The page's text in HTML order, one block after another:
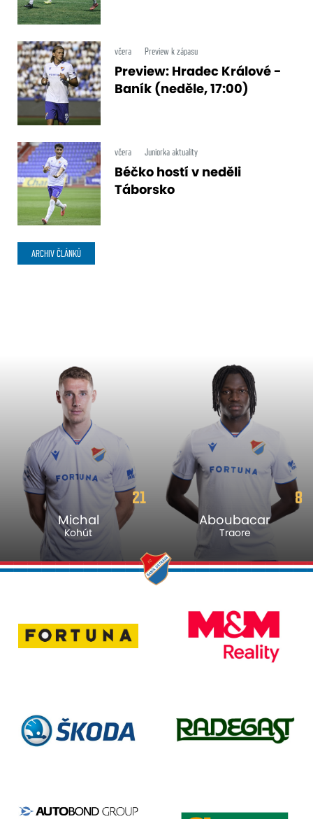
včera Preview k zápasu
Preview: Hradec Králové -
Baník (neděle, 17:00)
včera Juniorka aktuality
Béčko hostí v neděli
Táborsko
ARCHIV ČLÁNKŮ
21
Michal
Kohút
8
Aboubacar
Traore